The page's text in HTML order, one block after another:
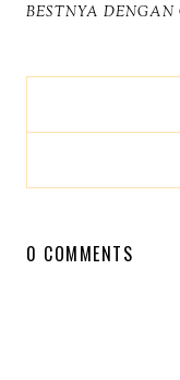
BESTNYA DENGAN
0 COMMENTS